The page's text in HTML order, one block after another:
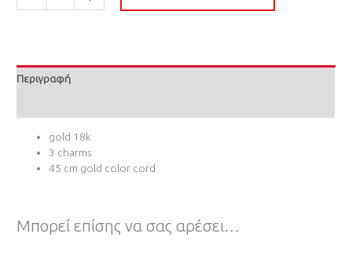
Περιγραφή
gold 18k
3 charms
45 cm gold color cord
Μπορεί επίσης να σας αρέσει…